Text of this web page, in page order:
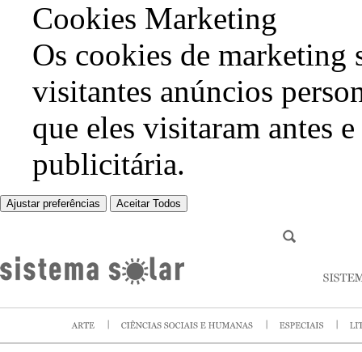
Cookies Marketing
Os cookies de marketing
visitantes anúncios
que eles visitaram antes
publicitária.
Ajustar preferências Aceitar Todos